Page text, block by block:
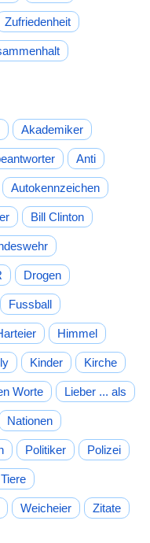
Zufriedenheit
Akademiker
Anti
Autokennzeichen
Bill Clinton
Drogen
Fussball
Himmel
Kinder Kirche
Worte Lieber ... als
Nationen
Politiker Polizei
Tiere
Weicheier Zitate